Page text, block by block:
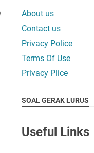
About us
Contact us
Privacy Police
Terms Of Use
Privacy Plice
SOAL GERAK LURUS
Useful Links